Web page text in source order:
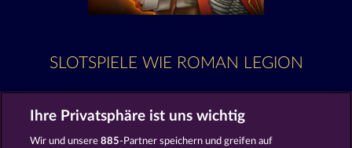
SLOTSPIELE WIE ROMAN LEGION
Ihre Privatsphäre ist uns wichtig
Wir und unsere885-Partner speichern und greifen auf